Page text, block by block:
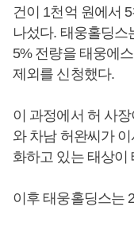
건이 1천억 원에서
나섰다. 태웅홀딩스
5% 전량을 태웅에
제외를 신청했다.
이 과정에서 허 사
와 차남 허완씨가
화하고 있는 태상이
이후 태웅홀딩스는